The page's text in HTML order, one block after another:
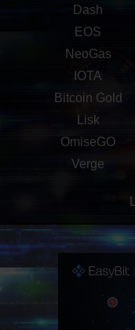
Dash
EOS
NeoGas
IOTA
Bitcoin Gold
Lisk
OmiseGO
Verge